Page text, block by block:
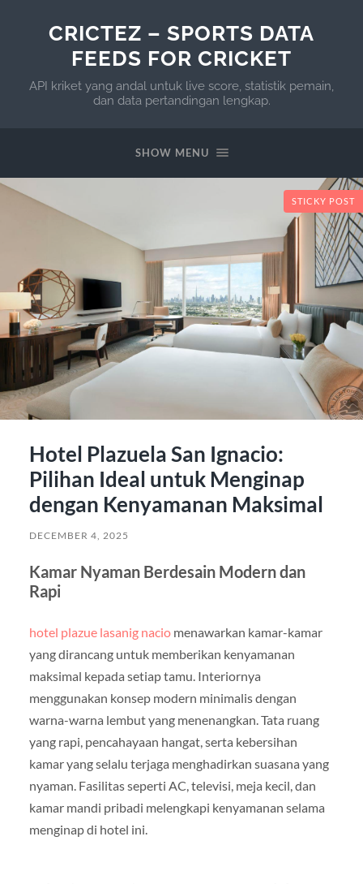
CRICTEZ – SPORTS DATA
FEEDS FOR CRICKET
API kriket yang andal untuk live score, statistik pemain,
dan data pertandingan lengkap.
SHOW MENU
STICKY POST
Hotel Plazuela San Ignacio:
Pilihan Ideal untuk Menginap
dengan Kenyamanan Maksimal
DECEMBER 4, 2025
Kamar Nyaman Berdesain Modern dan
Rapi
hotel plazue lasanig naciomenawarkan kamar-kamar
yang dirancang untuk memberikan kenyamanan
maksimal kepada setiap tamu. Interiornya
menggunakan konsep modern minimalis dengan
warna-warna lembut yang menenangkan. Tata ruang
yang rapi, pencahayaan hangat, serta kebersihan
kamar yang selalu terjaga menghadirkan suasana yang
nyaman. Fasilitas seperti AC, televisi, meja kecil, dan
kamar mandi pribadi melengkapi kenyamanan selama
menginap di hotel ini.